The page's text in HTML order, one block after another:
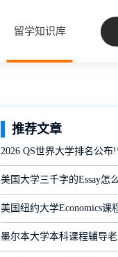
留学知识库
推荐文章
2026 QS世界大学排名公
美国大学三千字的Essay怎
美国纽约大学Economics课
墨尔本大学本科课程辅导